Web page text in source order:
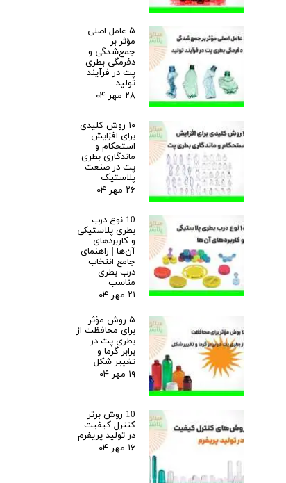
۵ عامل اصلی
مؤثر بر
جمع‌شدگی و
دفرمگی بطری
پت در فرآیند
تولید
۲۸ مهر ۰۴
۱۰ روش کلیدی
برای افزایش
استحکام و
ماندگاری بطری
پت در صنعت
پلاستیک
۲۶ مهر ۰۴
10 نوع درب
بطری پلاستیکی
و کاربردهای
آن‌ها | راهنمای
جامع انتخاب
درب بطری
مناسب
۲۱ مهر ۰۴
۵ روش مؤثر
برای محافظت از
بطری پت در
برابر گرما و
تغییر شکل
۱۹ مهر ۰۴
10 روش برتر
کنترل کیفیت
در تولید پریفرم
۱۶ مهر ۰۴